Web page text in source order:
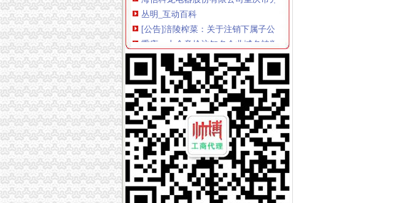
[公告]涪陵榨菜：关于注销下属子公司贵州省山盐酸菜有限公司的公
重庆：十个意抢注知名企业域名被判定注销-律快车知识产权
重庆市工商管理局
注销外资公司和外资分公司注销_2017招聘信息-58建筑网
长江材料：关于拟注销全资子公司的公告_公司公告_新三板市场_中金
公司注销决议书_公司清算_中顾律网
交易提示-数据中心-新浪财经
【重庆诚信专业,重庆新诚信专业信息】-今题重庆诚信专业网
重庆泰丰粮油有限责任公司等279张食品生产许可证被注销_头条新闻网
简易注销！让注销公司流程不再复杂—多有米
内资分公司设立、变更、注销登记-重庆市南岸区
区国资中心：关闭注销区建设集团下属三家空壳子公司-部门动态-璧山
《企业注销股东会决议》100篇第一文库网